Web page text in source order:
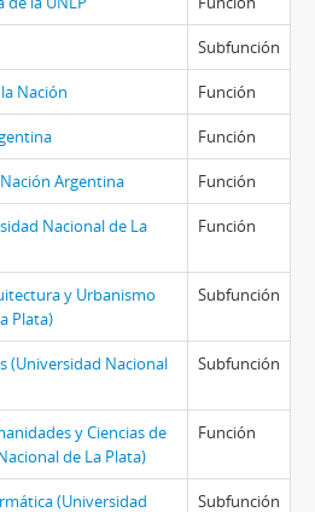
Subfunción
Nación Función
Función
Argentina Función
Nacional de La
Función
y Urbanismo
Plata)
Subfunción
(Universidad Nacional
Subfunción
y Ciencias de
de La Plata)
Función
(Universidad Subfunción